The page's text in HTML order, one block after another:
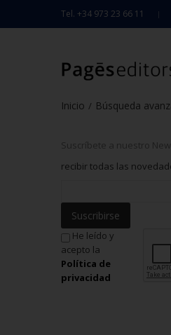
Tel. +34 973 23 66 11
Inicio / Búsqueda
Suscríbete a nuestro
recibir todas las
Suscribirse
He leído y
acepto la
Política de
privacidad